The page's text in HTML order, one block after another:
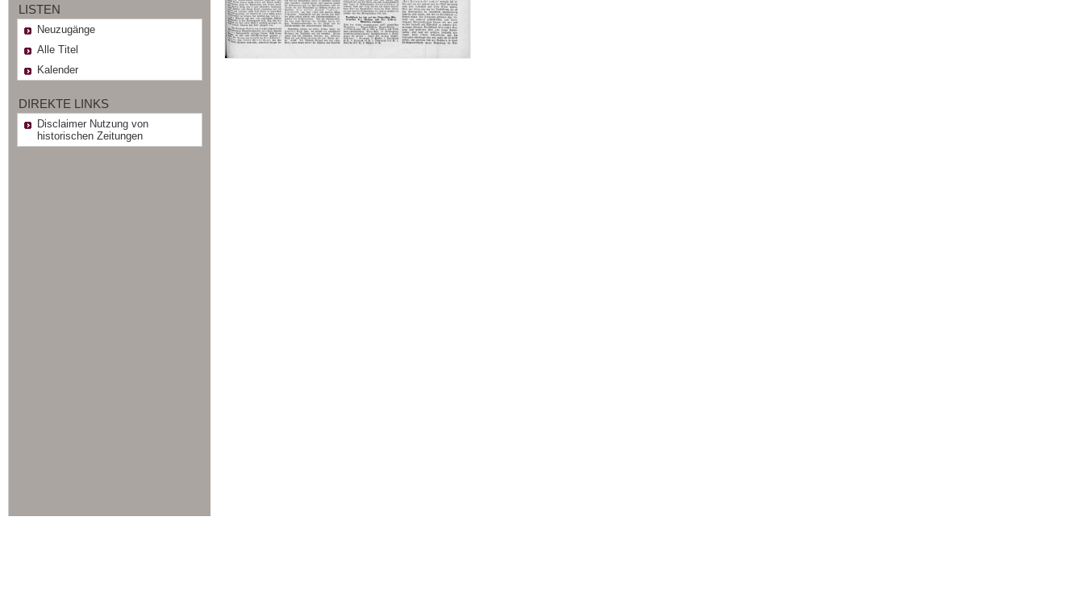
LISTEN
Neuzugänge
Alle Titel
Kalender
DIREKTE LINKS
Disclaimer Nutzung von
historischen Zeitungen